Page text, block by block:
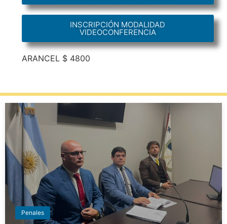
INSCRIPCIÓN MODALIDAD
VIDEOCONFERENCIA
ARANCEL $ 4800
Penales